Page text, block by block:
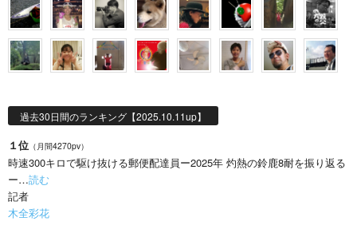
過去30日間のランキング【2025.10.11up】
１位 （月間4270pv）
時速300キロで駆け抜ける郵便配達員ー2025年 灼熱の鈴鹿8耐を振り返る
ー…読む
記者
木全彩花